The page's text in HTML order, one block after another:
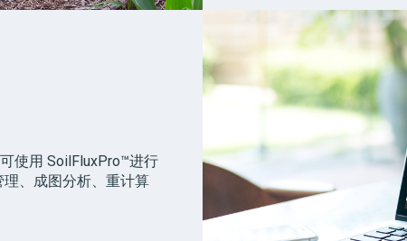
使用 SoilFluxPro™进行
、成图分析、重计算